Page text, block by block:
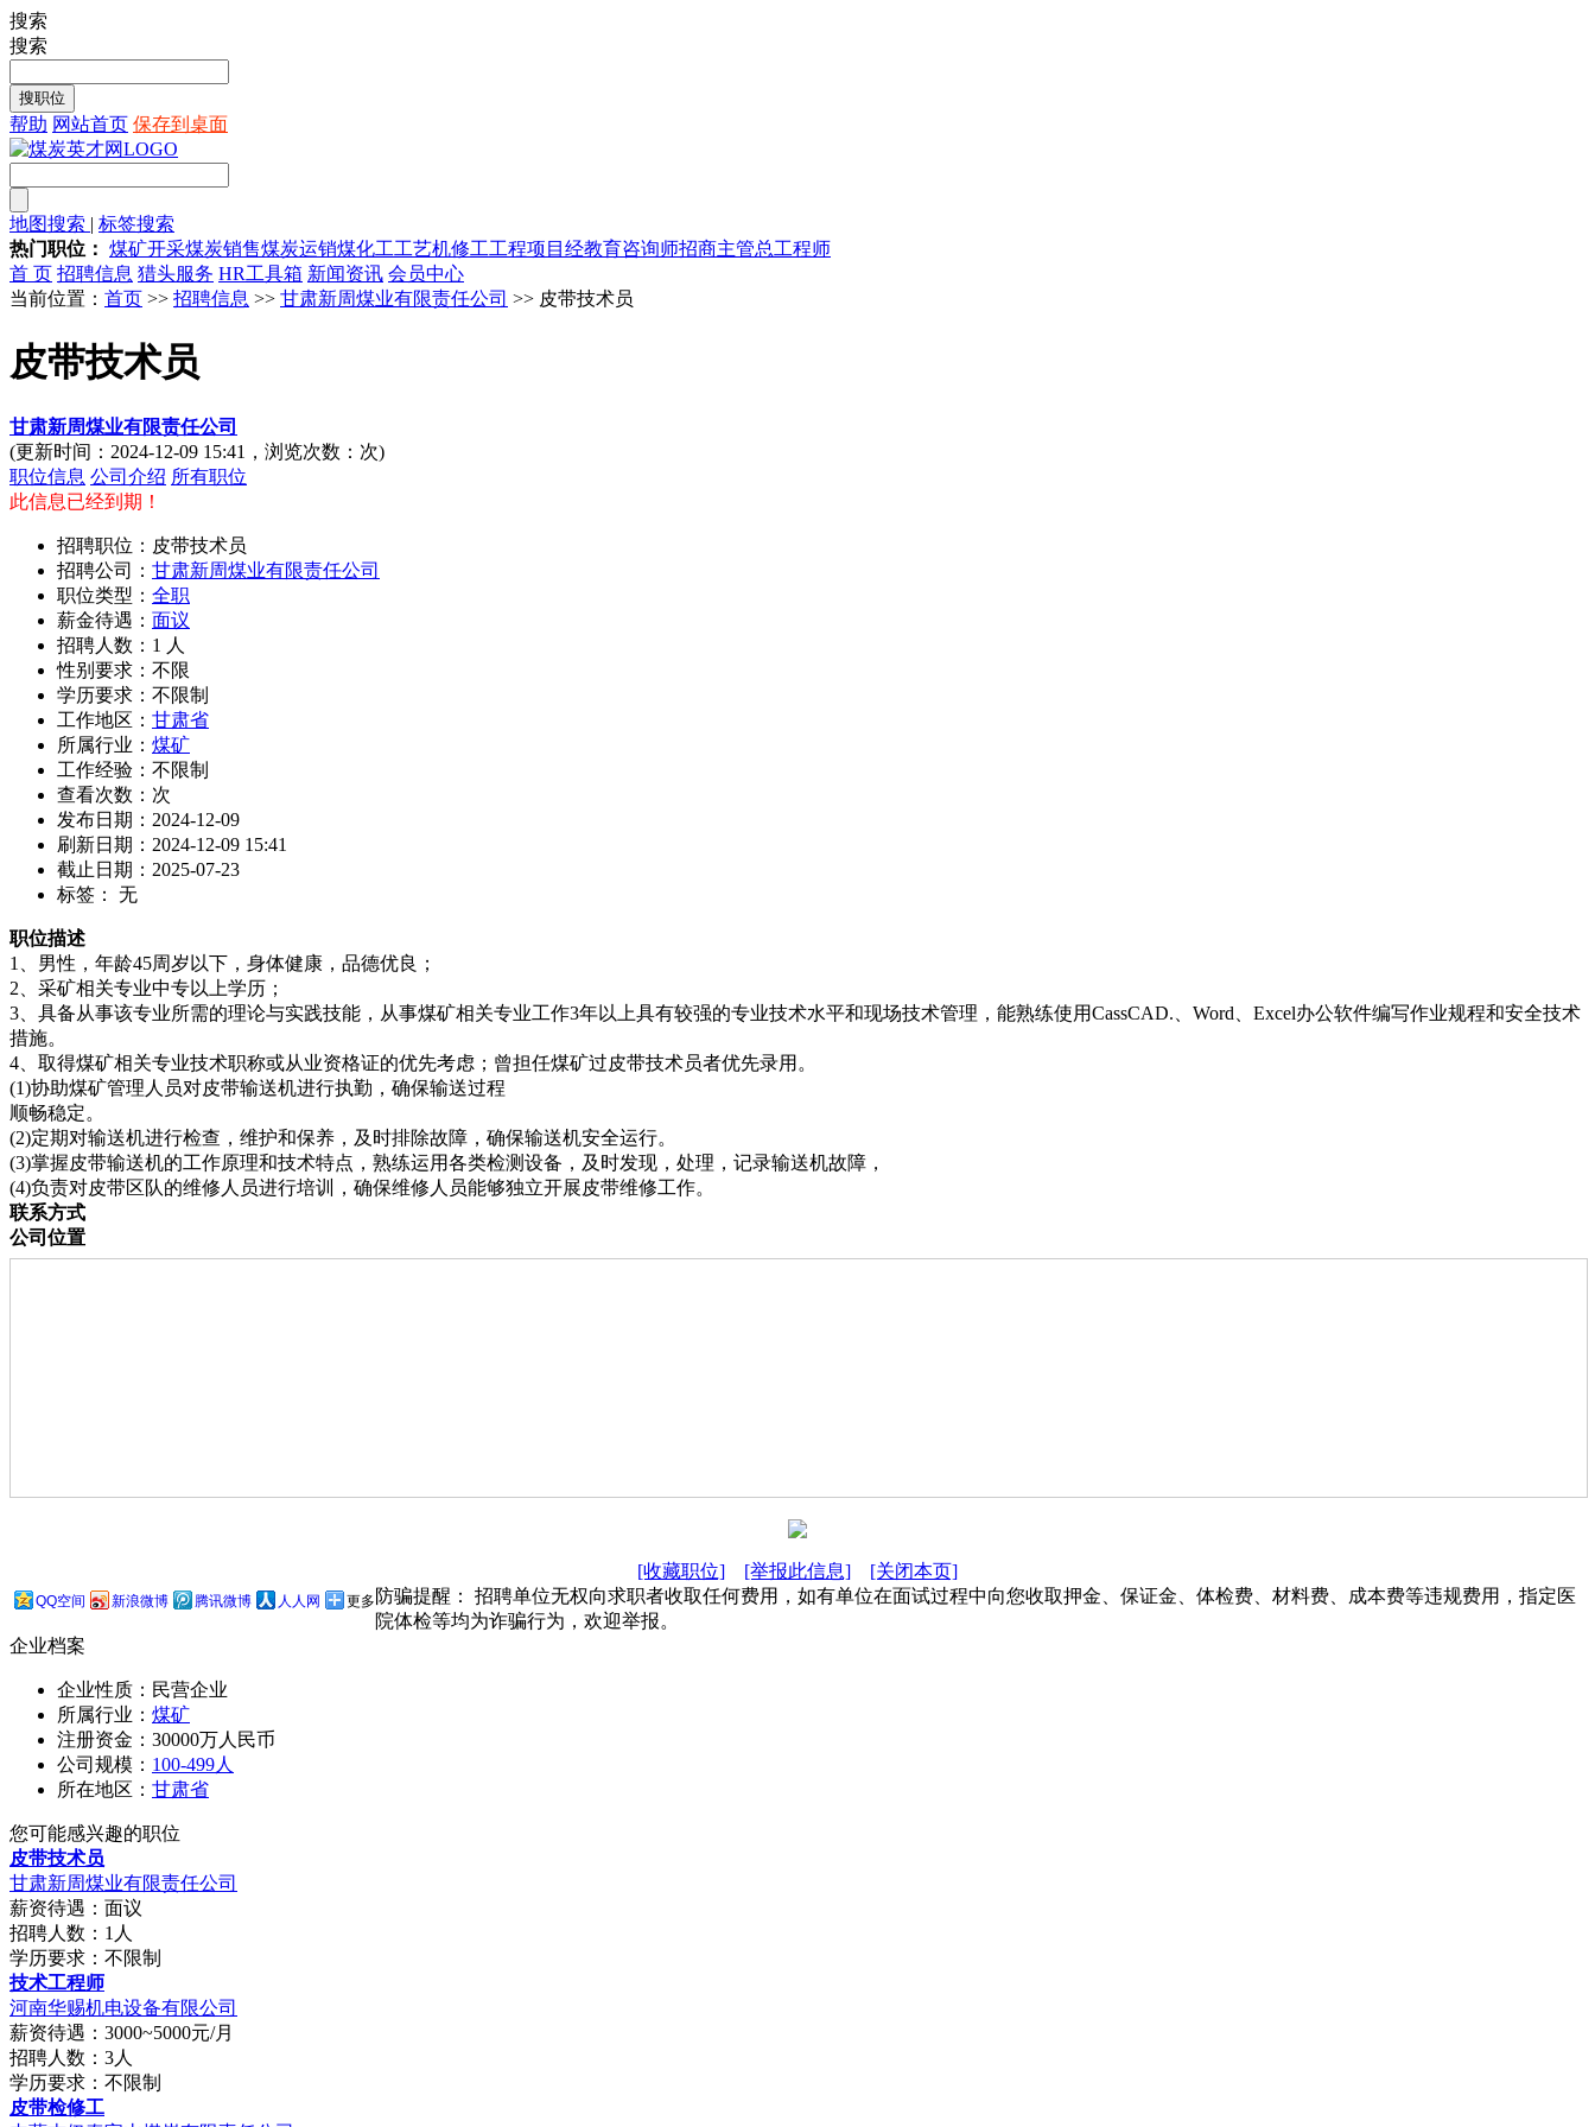
搜索
搜索
帮助 网站首页 保存到桌面
地图搜索 | 标签搜索
热门职位： 煤矿开采煤炭销售煤炭运销煤化工工艺机修工工程项目经教育咨询师招商主管总工程师
首 页 招聘信息 猎头服务 HR工具箱 新闻资讯 会员中心
当前位置： 首页 >> 招聘信息 >> 甘肃新周煤业有限责任公司 >> 皮带技术员
皮带技术员
甘肃新周煤业有限责任公司
(更新时间：2024-12-09 15:41，浏览次数： 次)
职位信息 公司介绍 所有职位
此信息已经到期！
招聘职位：皮带技术员
招聘公司： 甘肃新周煤业有限责任公司
职位类型： 全职
薪金待遇： 面议
招聘人数：1 人
性别要求：不限
学历要求：不限制
工作地区： 甘肃省
所属行业： 煤矿
工作经验：不限制
查看次数： 次
发布日期：2024-12-09
刷新日期：2024-12-09 15:41
截止日期：2025-07-23
标签： 无
职位描述
1、男性，年龄45周岁以下，身体健康，品德优良；
2、采矿相关专业中专以上学历；
3、具备从事该专业所需的理论与实践技能，从事煤矿相关专业工作3年以上具有较强的专业技术水平和现场技术管理，能熟练使用CassCAD.、Word、Excel办公软件编写作业规程和安全技术
措施。
4、取得煤矿相关专业技术职称或从业资格证的优先考虑；曾担任煤矿过皮带技术员者优先录用。
(1)协助煤矿管理人员对皮带输送机进行执勤，确保输送过程
顺畅稳定。
(2)定期对输送机进行检查，维护和保养，及时排除故障，确保输送机安全运行。
(3)掌握皮带输送机的工作原理和技术特点，熟练运用各类检测设备，及时发现，处理，记录输送机故障，
(4)负责对皮带区队的维修人员进行培训，确保维修人员能够独立开展皮带维修工作。
联系方式
公司位置
[收藏职位] [举报此信息] [关闭本页]
QQ空间 新浪微博 腾讯微博 人人网 更多 防骗提醒： 招聘单位无权向求职者收取任何费用，如有单位在面试过程中向您收取押金、保证金、体检费、材料费、成本费等违规费用，指定医
院体检等均为诈骗行为，欢迎举报。
企业档案
企业性质：民营企业
所属行业： 煤矿
注册资金：30000万人民币
公司规模： 100-499人
所在地区： 甘肃省
您可能感兴趣的职位
皮带技术员
甘肃新周煤业有限责任公司
薪资待遇：面议
招聘人数：1人
学历要求：不限制
技术工程师
河南华赐机电设备有限公司
薪资待遇：3000~5000元/月
招聘人数：3人
学历要求：不限制
皮带检修工